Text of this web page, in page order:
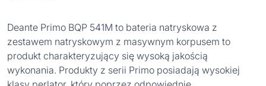
Deante Primo BQP 541M to bateria natryskowa z
zestawem natryskowym z masywnym korpusem to
produkt charakteryzujący się wysoką jakością
wykonania. Produkty z serii Primo posiadają wysokiej